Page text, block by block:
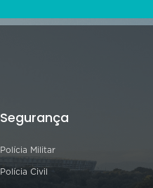
Segurança
Polícia Militar
Polícia Civil